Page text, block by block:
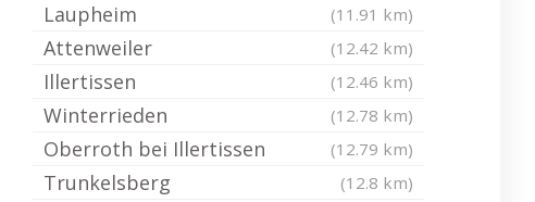
Laupheim (11.91 km)
Attenweiler (12.42 km)
Illertissen (12.46 km)
Winterrieden (12.78 km)
Oberroth bei Illertissen (12.79 km)
Trunkelsberg (12.8 km)